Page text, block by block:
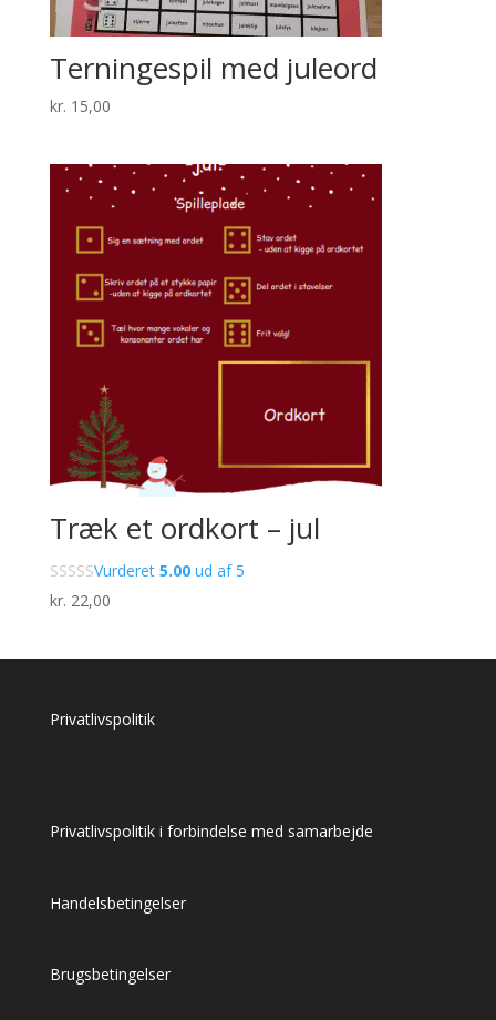
Terningespil med juleord
kr. 15,00
Træk et ordkort – jul
Vurderet 5.00ud af 5
kr. 22,00
Privatlivspolitik
Privatlivspolitik i forbindelse med samarbejde
Handelsbetingelser
Brugsbetingelser